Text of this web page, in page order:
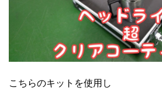
こちらのキットを使用し